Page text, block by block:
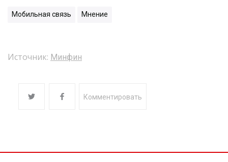
Мобильная связь Мнение
Источник: Минфин
Комментировать